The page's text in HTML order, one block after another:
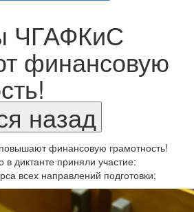
ЧГАФКиС
финансовую
диктанте приняли участие:
всех направлений подготовки;